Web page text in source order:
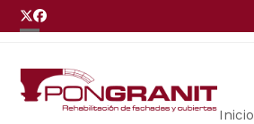
Skip
to
Twitter
Facebook
mobile
menu
mobile
menu
Inicio